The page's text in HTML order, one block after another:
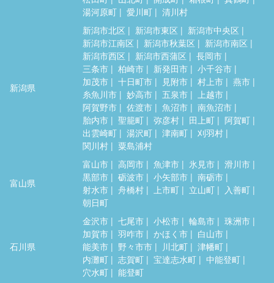
湯河原町
愛川町 清川村
新潟県
新潟市北区 新潟市東区
新潟市中央区
新潟市江南区
新潟市秋葉区
新潟市南区
新潟市西区
新潟市西蒲区
長岡市
三条市
柏崎市 新発田市
小千谷市
加茂市
十日町市 見附市 村上市
燕市
糸魚川市
妙高市 五泉市
上越市
阿賀野市
佐渡市 魚沼市
南魚沼市
胎内市
聖籠町 弥彦村 田上町
阿賀町
出雲崎町
湯沢町 津南町
刈羽村
関川村
粟島浦村
富山県
富山市 高岡市 魚津市 氷見市
滑川市
黒部市
砺波市 小矢部市
南砺市
射水市
舟橋村 上市町 立山町
入善町
朝日町
石川県
金沢市 七尾市 小松市 輪島市
珠洲市
加賀市
羽咋市 かほく市
白山市
能美市
野々市市 川北町
津幡町
内灘町
志賀町 宝達志水町
中能登町
穴水町
能登町